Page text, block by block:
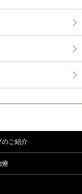
のご紹介
療